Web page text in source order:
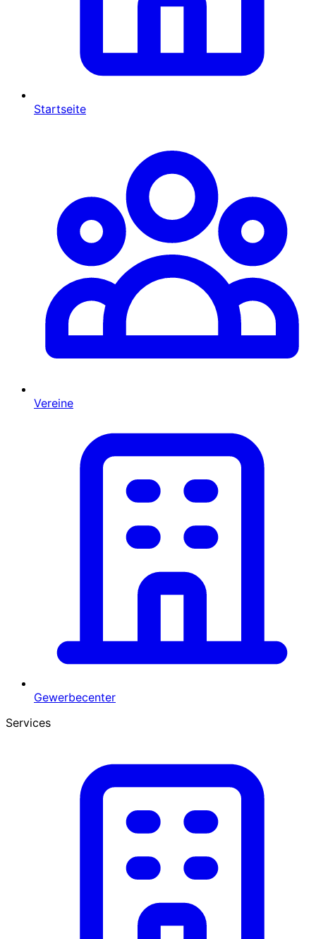
Startseite
Vereine
Gewerbecenter
Services